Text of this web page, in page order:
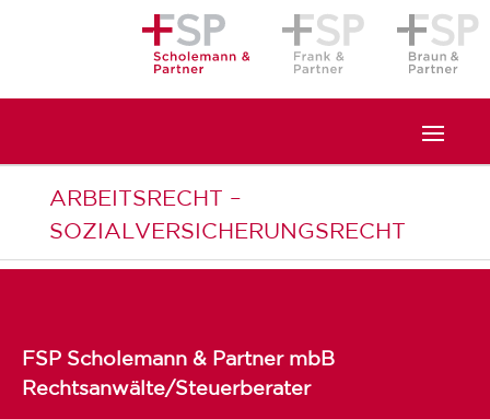
ARBEITSRECHT –
SOZIALVERSICHERUNGSRECHT
FSP Scholemann & Partner mbB
Rechtsanwälte/Steuerberater